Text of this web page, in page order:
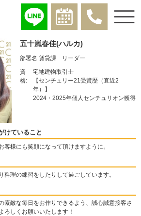
五十嵐春佳(ハルカ)
部署名:賃貸課 リーダー
資
格:
宅地建物取引士
【センチュリー21受賞歴（直近2
年）】
2024・2025年個人センチュリオン獲得
けていること
客様にも笑顔になって頂けますように。
料理の練習をしたりして過ごしています。
素敵な毎日をお作りできるよう、誠心誠意接客さ
ろしくお願いいたします！